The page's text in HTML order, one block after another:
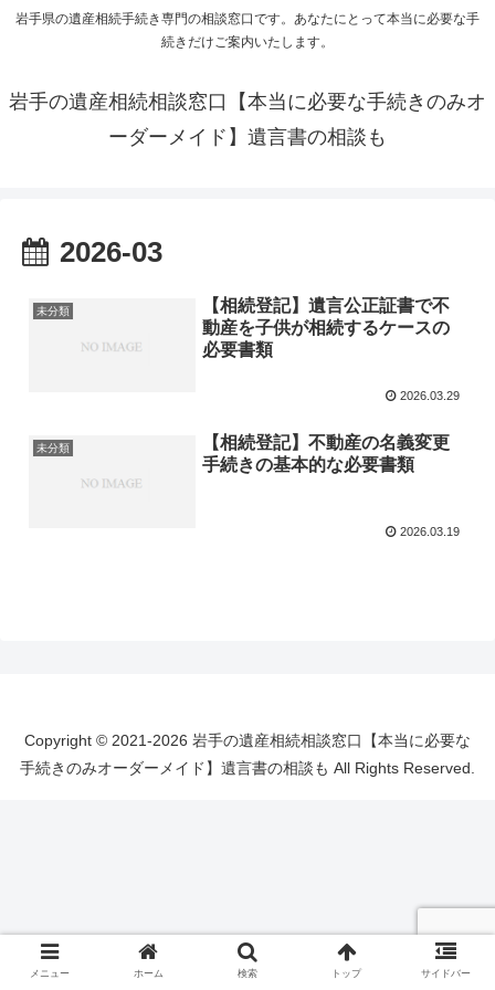
岩手県の遺産相続手続き専門の相談窓口です。あなたにとって本当に必要な手
続きだけご案内いたします。
岩手の遺産相続相談窓口【本当に必要な手続きのみオ
ーダーメイド】遺言書の相談も
2026-03
未分類
【相続登記】遺言公正証書で不
動産を子供が相続するケースの
必要書類
2026.03.29
未分類
【相続登記】不動産の名義変更
手続きの基本的な必要書類
2026.03.19
Copyright © 2021-2026 岩手の遺産相続相談窓口【本当に必要な
手続きのみオーダーメイド】遺言書の相談も All Rights Reserved.
メニュー ホーム 検索 トップ サイドバー